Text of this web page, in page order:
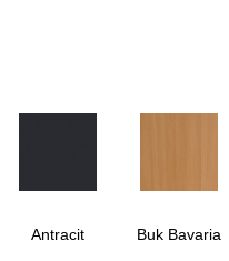
Antracit Buk Bavaria